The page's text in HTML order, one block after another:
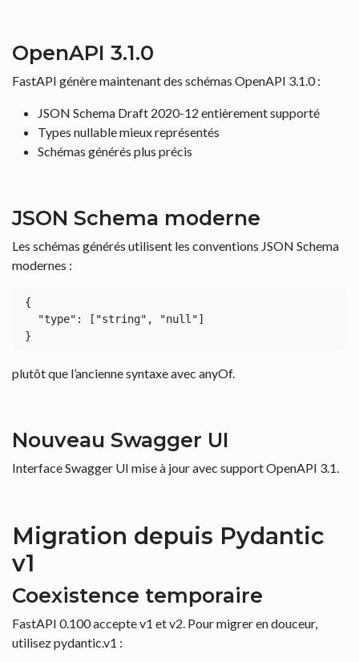
OpenAPI 3.1.0
FastAPI génère maintenant des schémas OpenAPI 3.1.0 :
JSON Schema Draft 2020-12 entièrement supporté
Types nullable mieux représentés
Schémas générés plus précis
JSON Schema moderne
Les schémas générés utilisent les conventions JSON Schema
modernes :
{
plutôt que l’ancienne syntaxe avec anyOf.
Nouveau Swagger UI
Interface Swagger UI mise à jour avec support OpenAPI 3.1.
Migration depuis Pydantic
v1
Coexistence temporaire
FastAPI 0.100 accepte v1 et v2. Pour migrer en douceur,
utilisez pydantic.v1 :